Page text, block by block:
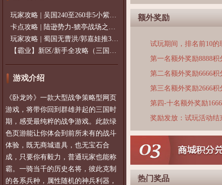
玩家攻略 | 吴国240至260非5小紫过策免
卡点攻略 | 陆逊势力-猇亭战场之陆逊
玩家攻略 | 蜀国无曹洪/郭嘉娃推375级，
【霸业】新区/新手全攻略（三国通用）2
游戏介绍
《卧龙吟》一款大型战争策略型网页
游戏，将带你回到群雄并起的三国时
期，感受最纯粹的战争游戏。此款绿
色页游能让你体会到前所未有的战斗
体验，既无商城道具，也无宝石合
成，只要你有毅力，普通玩家也能称
霸。一骑当千的历史名将，彼此克制
的各系兵种，属性随机的神兵利器，
额外奖励
试玩期间，排名前10
第一名额外奖励8888积
第二名额外奖励6666积
第三名额外奖励2666积
第四-十名额外奖励
奖励发放：试玩活动
热门奖品